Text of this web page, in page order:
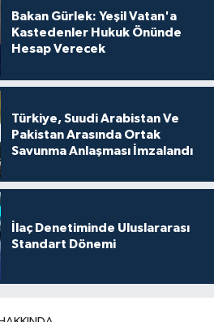
Bakan Gürlek: Yeşil Vatan'a
Kastedenler Hukuk Önünde
Hesap Verecek
Türkiye, Suudi Arabistan Ve
Pakistan Arasında Ortak
Savunma Anlaşması İmzalandı
İlaç Denetiminde Uluslararası
Standart Dönemi